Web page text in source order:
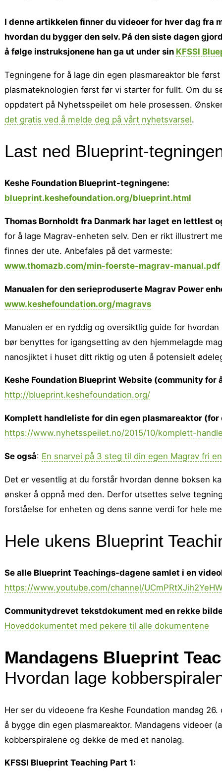
I denne artikkelen finner du videoer for hver dag fra
hvordan du bygger den selv. På den siste dagen
å følge instruksjonene han ga ut under sin KFSSI
Tegningene for å lage din egen plasmareaktor ble
plasmateknologien først før vi starter for fullt. Om du
oppdatert på Nyhetsspeilet om hele prosessen.
det gratis ved å melde deg på vårt nyhetsvarsel.
Last ned Blueprint-
Keshe Foundation Blueprint-tegningene:
blueprint.keshefoundation.org/blueprint.html
Thomas Bornholdt fra Danmark har laget en lettlest
for å lage Magrav-enheten selv. Den er rikt illustrert
finnes der ute. Anbefales på det varmeste:
www.thomazb.com/min-foerste-magrav-manual.pdf
Manualen for den serieproduserte Magrav Power
www.keshefoundation.org/magravs
Manualen er en ryddig og oversiktlig guide for
bør benyttes for igangsetting av den hjemmelagde
nanosjiktet i huset ditt riktig og uten å potensielt
Keshe Foundation Blueprint Website (community
http://blueprint.keshefoundation.org/
Komplett handleliste for din egen plasmareaktor
https://www.nyhetsspeilet.no/2015/10/komplett-
Se også: En snarvei på 3 steg til din egen Magrav fri
Det er vesentlig at du forstår hvordan denne boksen
ønsker å oppnå med den. Derfor utsettes selve
forståelse for enheten og dens sanne verdi for hele
Hele ukens Blueprint
Se alle Blueprint Teachings-dagene samlet i en
https://www.youtube.com/channel/
Communitydrevet tekstdokument med en rekke
Hoveddokumentet med pekere til alle dokumentene
Mandagens Blueprint
Hvordan lage
Her ser du videoene fra Keshe Foundation mandag
å bygge din egen plasmareaktor. Mandagens videoer
kobberspiralene og dekke de med et nanolag.
KFSSI Blueprint Teaching Part 1: